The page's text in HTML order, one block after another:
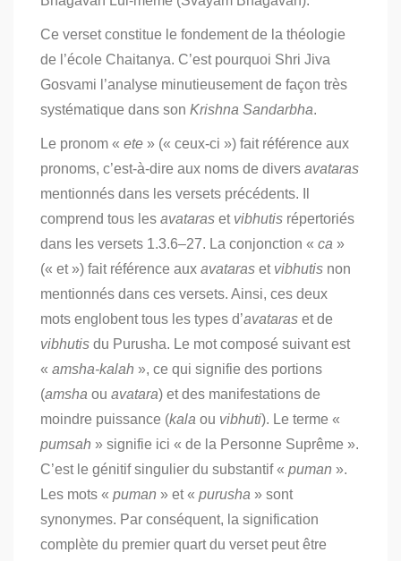
Ce verset constitue le fondement de la théologie
de l’école Chaitanya. C’est pourquoi Shri Jiva
Gosvami l’analyse minutieusement de façon très
systématique dans son Krishna Sandarbha.
Le pronom « ete » (« ceux-ci ») fait référence aux
pronoms, c’est-à-dire aux noms de divers avataras
mentionnés dans les versets précédents. Il
comprend tous les avataras et vibhutis répertoriés
dans les versets 1.3.6–27. La conjonction « ca »
(« et ») fait référence aux avataras et vibhutis non
mentionnés dans ces versets. Ainsi, ces deux
mots englobent tous les types d’avataras et de
vibhutis du Purusha. Le mot composé suivant est
« amsha-kalah », ce qui signifie des portions
(amsha ou avatara) et des manifestations de
moindre puissance (kala ou vibhuti). Le terme «
pumsah » signifie ici « de la Personne Suprême ».
C’est le génitif singulier du substantif « puman ».
Les mots « puman » et « purusha » sont
synonymes. Par conséquent, la signification
complète du premier quart du verset peut être